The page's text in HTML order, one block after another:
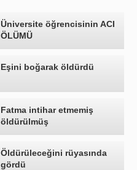
Üniversite öğrencisinin ACI
ÖLÜMÜ
Eşini boğarak öldürdü
Fatma intihar etmemiş
öldürülmüş
Öldürüleceğini rüyasında
gördü